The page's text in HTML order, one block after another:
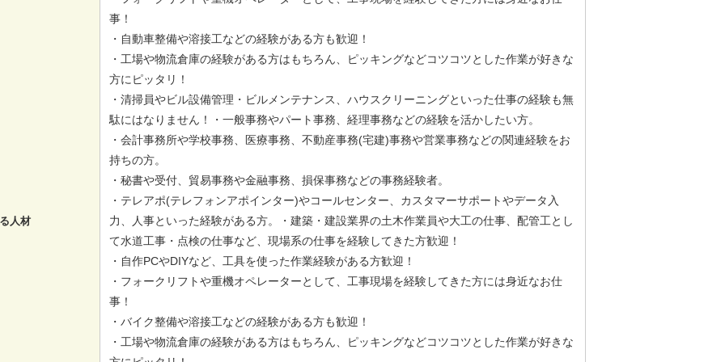
人材
事！
・自動車整備や溶接工などの経験がある方も歓迎！
・工場や物流倉庫の経験がある方はもちろん、ピッキングなどコツコツとした作業が好きな
方にピッタリ！
・清掃員やビル設備管理・ビルメンテナンス、ハウスクリーニングといった仕事の経験も無
駄にはなりません！・一般事務やパート事務、経理事務などの経験を活かしたい方。
・会計事務所や学校事務、医療事務、不動産事務(宅建)事務や営業事務などの関連経験をお
持ちの方。
・秘書や受付、貿易事務や金融事務、損保事務などの事務経験者。
・テレアポ(テレフォンアポインター)やコールセンター、カスタマーサポートやデータ入
力、人事といった経験がある方。・建築・建設業界の土木作業員や大工の仕事、配管工とし
て水道工事・点検の仕事など、現場系の仕事を経験してきた方歓迎！
・自作PCやDIYなど、工具を使った作業経験がある方歓迎！
・フォークリフトや重機オペレーターとして、工事現場を経験してきた方には身近なお仕
事！
・バイク整備や溶接工などの経験がある方も歓迎！
・工場や物流倉庫の経験がある方はもちろん、ピッキングなどコツコツとした作業が好きな